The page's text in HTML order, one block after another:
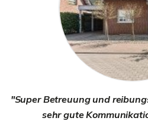
"Super Betreuung und
sehr gute